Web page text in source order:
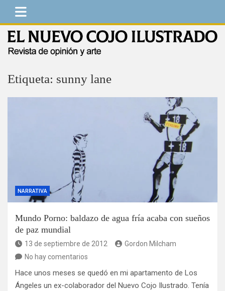
Saltar
contenido
Etiqueta: sunny lane
NARRATIVA
Mundo Porno: baldazo de agua fría acaba con sueños
de paz mundial
13 de septiembre de 2012
Gordon Milcham
No hay comentarios
Hace unos meses se quedó en mi apartamento de Los
Ángeles un ex-colaborador del Nuevo Cojo Ilustrado. Tenía